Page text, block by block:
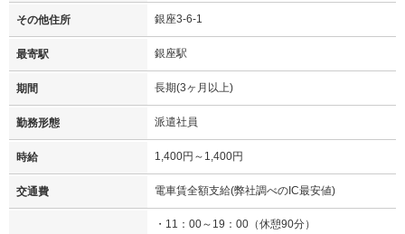
その他住所 銀座3-6-1
最寄駅 銀座駅
期間 長期(3ヶ月以上)
勤務形態 派遣社員
時給 1,400円～1,400円
交通費 電車賃全額支給(弊社調べのIC最安値)
・11：00～19：00（休憩90分）